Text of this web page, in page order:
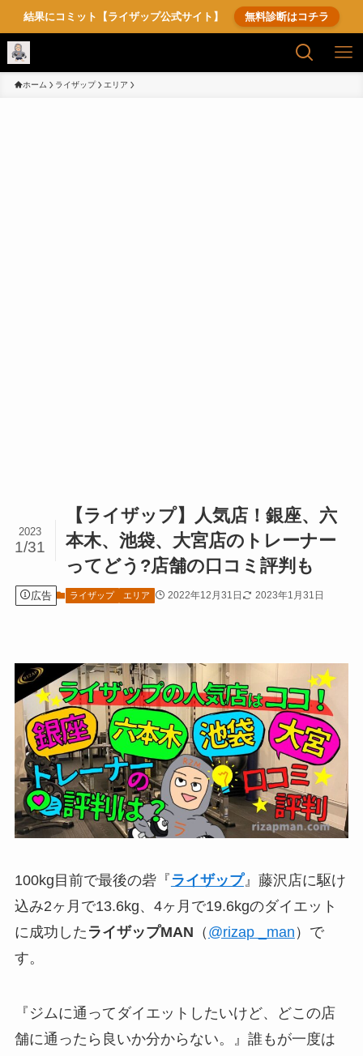
結果にコミット【ライザップ公式サイト】 無料診断はコチラ
ホーム ライザップ エリア
【ライザップ】人気店！銀座、六
本木、池袋、大宮店のトレーナー
ってどう?店舗の口コミ評判も
2023
1/31
広告 ライザップ エリア 2022年12月31日 2023年1月31日
100kg目前で最後の砦『 ライザップ』藤沢店に駆け
込み2ヶ月で13.6kg、4ヶ月で19.6kgのダイエット
に成功した ライザップMAN （ @rizap _man ）で
す。
『ジムに通ってダイエットしたいけど、どこの店
舗に通ったら良いか分からない。』誰もが一度は